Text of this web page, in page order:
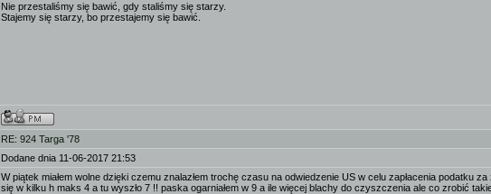
Nie przestaliśmy się bawić, gdy staliśmy się starzy.
Stajemy się starzy, bo przestajemy się bawić.
RE: 924 Targa '78
Dodane dnia 11-06-2017 21:53
W piątek miałem wolne dzięki czemu znalazłem trochę czasu na odwiedzenie US w celu zapłacenia podatku
się w kilku h maks 4 a tu wyszło 7 !! paska ogarniałem w 9 a ile więcej blachy do czyszczenia ale co zrobić